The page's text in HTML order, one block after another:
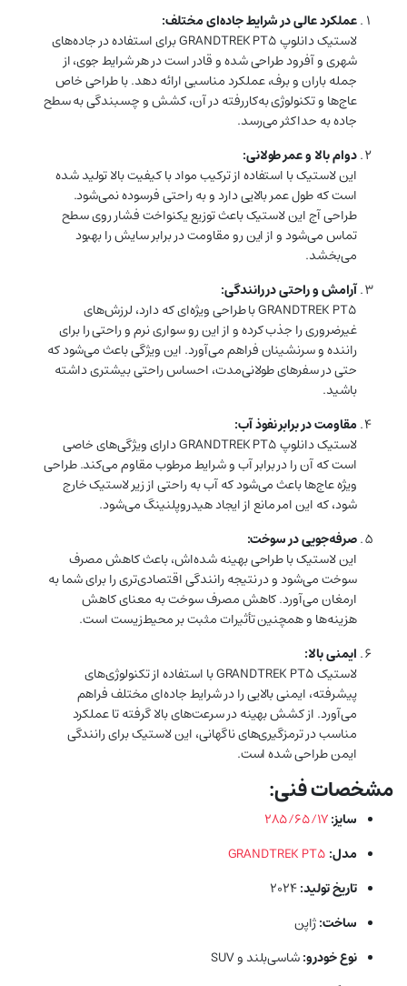
عملکرد عالی در شرایط جاده‌ای مختلف:
لاستیک دانلوپ GRANDTREK PT5 برای استفاده در جاده‌های
شهری و آفرود طراحی شده و قادر است در هر شرایط جوی، از
جمله باران و برف، عملکرد مناسبی ارائه دهد. با طراحی خاص
عاج‌ها و تکنولوژی به‌کاررفته در آن، کشش و چسبندگی به سطح
جاده به حداکثر می‌رسد.
دوام بالا و عمر طولانی:
این لاستیک با استفاده از ترکیب مواد با کیفیت بالا تولید شده
است که طول عمر بالایی دارد و به راحتی فرسوده نمی‌شود.
طراحی آج این لاستیک باعث توزیع یکنواخت فشار روی سطح
تماس می‌شود و از این رو مقاومت در برابر سایش را بهبود
می‌بخشد.
آرامش و راحتی در رانندگی:
GRANDTREK PT5 با طراحی ویژه‌ای که دارد، لرزش‌های
غیرضروری را جذب کرده و از این رو سواری نرم و راحتی را برای
راننده و سرنشینان فراهم می‌آورد. این ویژگی باعث می‌شود که
حتی در سفرهای طولانی‌مدت، احساس راحتی بیشتری داشته
باشید.
مقاومت در برابر نفوذ آب:
لاستیک دانلوپ GRANDTREK PT5 دارای ویژگی‌های خاصی
است که آن را در برابر آب و شرایط مرطوب مقاوم می‌کند. طراحی
ویژه عاج‌ها باعث می‌شود که آب به راحتی از زیر لاستیک خارج
شود، که این امر مانع از ایجاد هیدروپلنینگ می‌شود.
صرفه‌جویی در سوخت:
این لاستیک با طراحی بهینه شده‌اش، باعث کاهش مصرف
سوخت می‌شود و در نتیجه رانندگی اقتصادی‌تری را برای شما به
ارمغان می‌آورد. کاهش مصرف سوخت به معنای کاهش
هزینه‌ها و همچنین تأثیرات مثبت بر محیط‌زیست است.
ایمنی بالا:
لاستیک GRANDTREK PT5 با استفاده از تکنولوژی‌های
پیشرفته، ایمنی بالایی را در شرایط جاده‌ای مختلف فراهم
می‌آورد. از کشش بهینه در سرعت‌های بالا گرفته تا عملکرد
مناسب در ترمزگیری‌های ناگهانی، این لاستیک برای رانندگی
ایمن طراحی شده است.
مشخصات فنی:
سایز:۲۸۵/۶۵/۱۷
مدل: GRANDTREK PT5
تاریخ تولید:
ساخت:ژاپن
نوع خودرو:شاسی‌بلند و SUV